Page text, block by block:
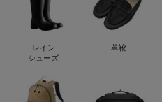
レイン
シューズ
革靴